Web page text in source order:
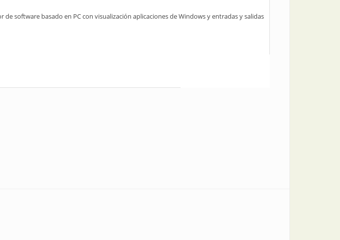
software basado en PC con visualización aplicaciones de Windows y entradas y salidas